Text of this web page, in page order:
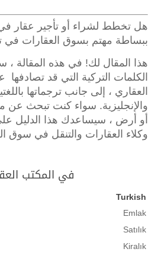
هل تخطط لشراء أو تأجير عقار في
ببساطة مهتم بسوق العقارات في
هذا المقال لك! في هذه المقالة
الكلمات التركية التي قد
العقاري ، إلى جانب ترجماتها
والإنجليزية. سواء كنت تبحث عن
أو أرض ، سيساعدك هذا الدليل
وكلاء العقارات والتنقل في سوق
في المكتب
Turkish
Emlak
Satılık
Kiralık